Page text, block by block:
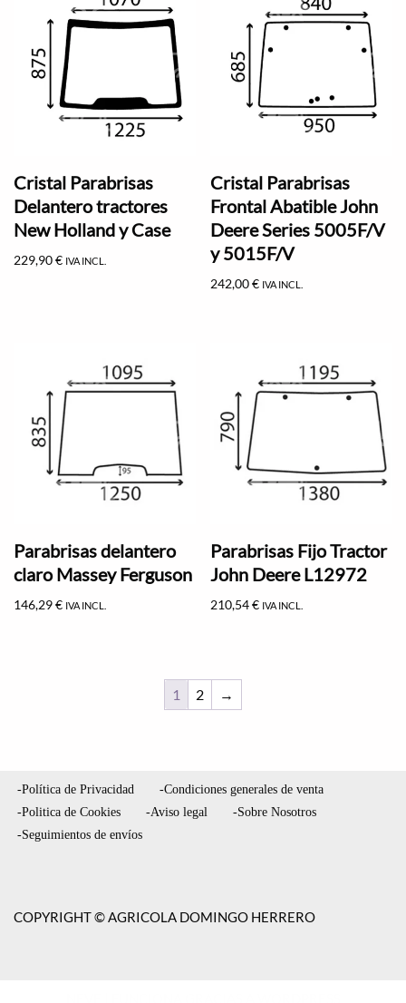
Cristal Parabrisas
Delantero tractores
New Holland y Case
229,90€ IVA INCL.
Cristal Parabrisas
Frontal Abatible John
Deere Series 5005F/V
y 5015F/V
242,00€ IVA INCL.
Parabrisas delantero
claro Massey Ferguson
146,29€ IVA INCL.
Parabrisas Fijo Tractor
John Deere L12972
210,54€ IVA INCL.
1 2 →
-Política de Privacidad
-Condiciones generales de venta
-Politica de Cookies
-Aviso legal
-Sobre Nosotros
-Seguimientos de envíos
COPYRIGHT © AGRICOLA DOMINGO HERRERO